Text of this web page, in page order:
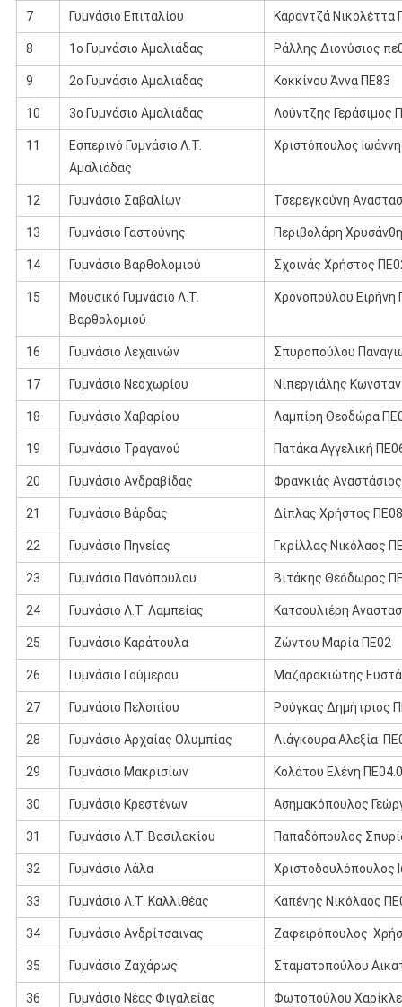
7 Γυμνάσιο Επιταλίου Καραντζά Νικολέττα
8 1ο Γυμνάσιο Αμαλιάδας Ράλλης Διονύσιος
9 2ο Γυμνάσιο Αμαλιάδας Κοκκίνου Άννα ΠΕ83
10 3ο Γυμνάσιο Αμαλιάδας Λούντζης Γεράσιμος
11
Εσπερινό Γυμνάσιο Λ.Τ.
Αμαλιάδας
Χριστόπουλος
12 Γυμνάσιο Σαβαλίων Τσερεγκούνη
13 Γυμνάσιο Γαστούνης Περιβολάρη
14 Γυμνάσιο Βαρθολομιού Σχοινάς Χρήστος
15
Μουσικό Γυμνάσιο Λ.Τ.
Βαρθολομιού
Χρονοπούλου Ειρήνη
16 Γυμνάσιο Λεχαινών Σπυροπούλου
17 Γυμνάσιο Νεοχωρίου Νιπεργιάλης
18 Γυμνάσιο Χαβαρίου Λαμπίρη Θεοδώρα
19 Γυμνάσιο Τραγανού Πατάκα Αγγελική
20 Γυμνάσιο Ανδραβίδας Φραγκιάς
21 Γυμνάσιο Βάρδας Δίπλας Χρήστος ΠΕ08
22 Γυμνάσιο Πηνείας Γκρίλλας Νικόλαος
23 Γυμνάσιο Πανόπουλου Βιτάκης Θεόδωρος
24 Γυμνάσιο Λ.Τ. Λαμπείας Κατσουλιέρη
25 Γυμνάσιο Καράτουλα Ζώντου Μαρία ΠΕ02
26 Γυμνάσιο Γούμερου Μαζαρακιώτης
27 Γυμνάσιο Πελοπίου Ρούγκας Δημήτριος
28 Γυμνάσιο Αρχαίας Ολυμπίας Λιάγκουρα Αλεξία
29 Γυμνάσιο Μακρισίων Κολάτου Ελένη
30 Γυμνάσιο Κρεστένων Ασημακόπουλος
31 Γυμνάσιο Λ.Τ. Βασιλακίου Παπαδόπουλος
32 Γυμνάσιο Λάλα Χριστοδουλόπουλος
33 Γυμνάσιο Λ.Τ. Καλλιθέας Καπένης Νικόλαος
34 Γυμνάσιο Ανδρίτσαινας Ζαφειρόπουλος
35 Γυμνάσιο Ζαχάρως Σταματοπούλου
36 Γυμνάσιο Νέας Φιγαλείας Φωτοπούλου